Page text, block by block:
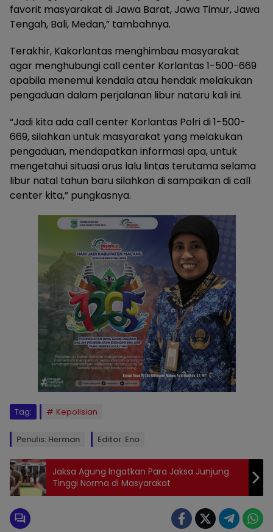
favorit masyarakat di Jawa Barat, Jawa Timur, Jawa
Tengah, Bali, Medan,” tambahnya.
Terakhir, Kakorlantas menghimbau masyarakat
agar menghubungi call center Korlantas 1-500-669
apabila menemui kendala atau hendak melakukan
pengaduan dalam perjalanan libur nataru kali ini.
“Jadi kita ada call center Korlantas Polri di 1-500-
669, silahkan untuk masyarakat yang melakukan
pengaduan, mendapatkan informasi apa, untuk
mengetahui situasi arus lalu lintas terutama selama
libur natal tahun baru silahkan di sampaikan di call
center kita,” pungkasnya.
Tag: Kepolisian
Penulis: Herman Editor: Eno
Jaksa Agung Ingatkan Para Jaksa Junjung
Tinggi Norma di Masyarakat